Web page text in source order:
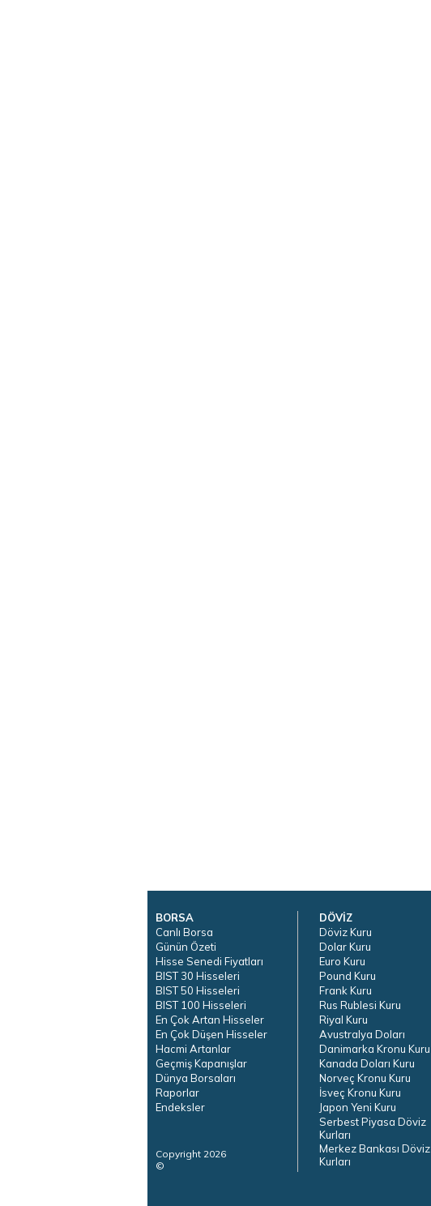
BORSA
Canlı Borsa
Günün Özeti
Hisse Senedi Fiyatları
BIST 30 Hisseleri
BIST 50 Hisseleri
BIST 100 Hisseleri
En Çok Artan Hisseler
En Çok Düşen Hisseler
Hacmi Artanlar
Geçmiş Kapanışlar
Dünya Borsaları
Raporlar
Endeksler
Copyright 2026
©
DÖVİZ
Döviz Kuru
Dolar Kuru
Euro Kuru
Pound Kuru
Frank Kuru
Rus Rublesi Kuru
Riyal Kuru
Avustralya Doları
Danimarka Kronu Kuru
Kanada Doları Kuru
Norveç Kronu Kuru
İsveç Kronu Kuru
Japon Yeni Kuru
Serbest Piyasa Döviz
Kurları
Merkez Bankası Döviz
Kurları